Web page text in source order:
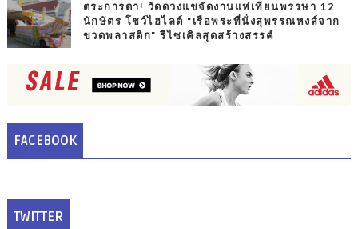
ตระการตา! วัดดวงแขจัดงานแห่เทียนพรรษา 12
นักษัตร โชว์ไฮไลต์ "เรือพระที่นั่งสุพรรณหงส์จาก
ขวดพลาสติก" รีไซเคิลสุดสร้างสรรค์
FACEBOOK
TWITTER